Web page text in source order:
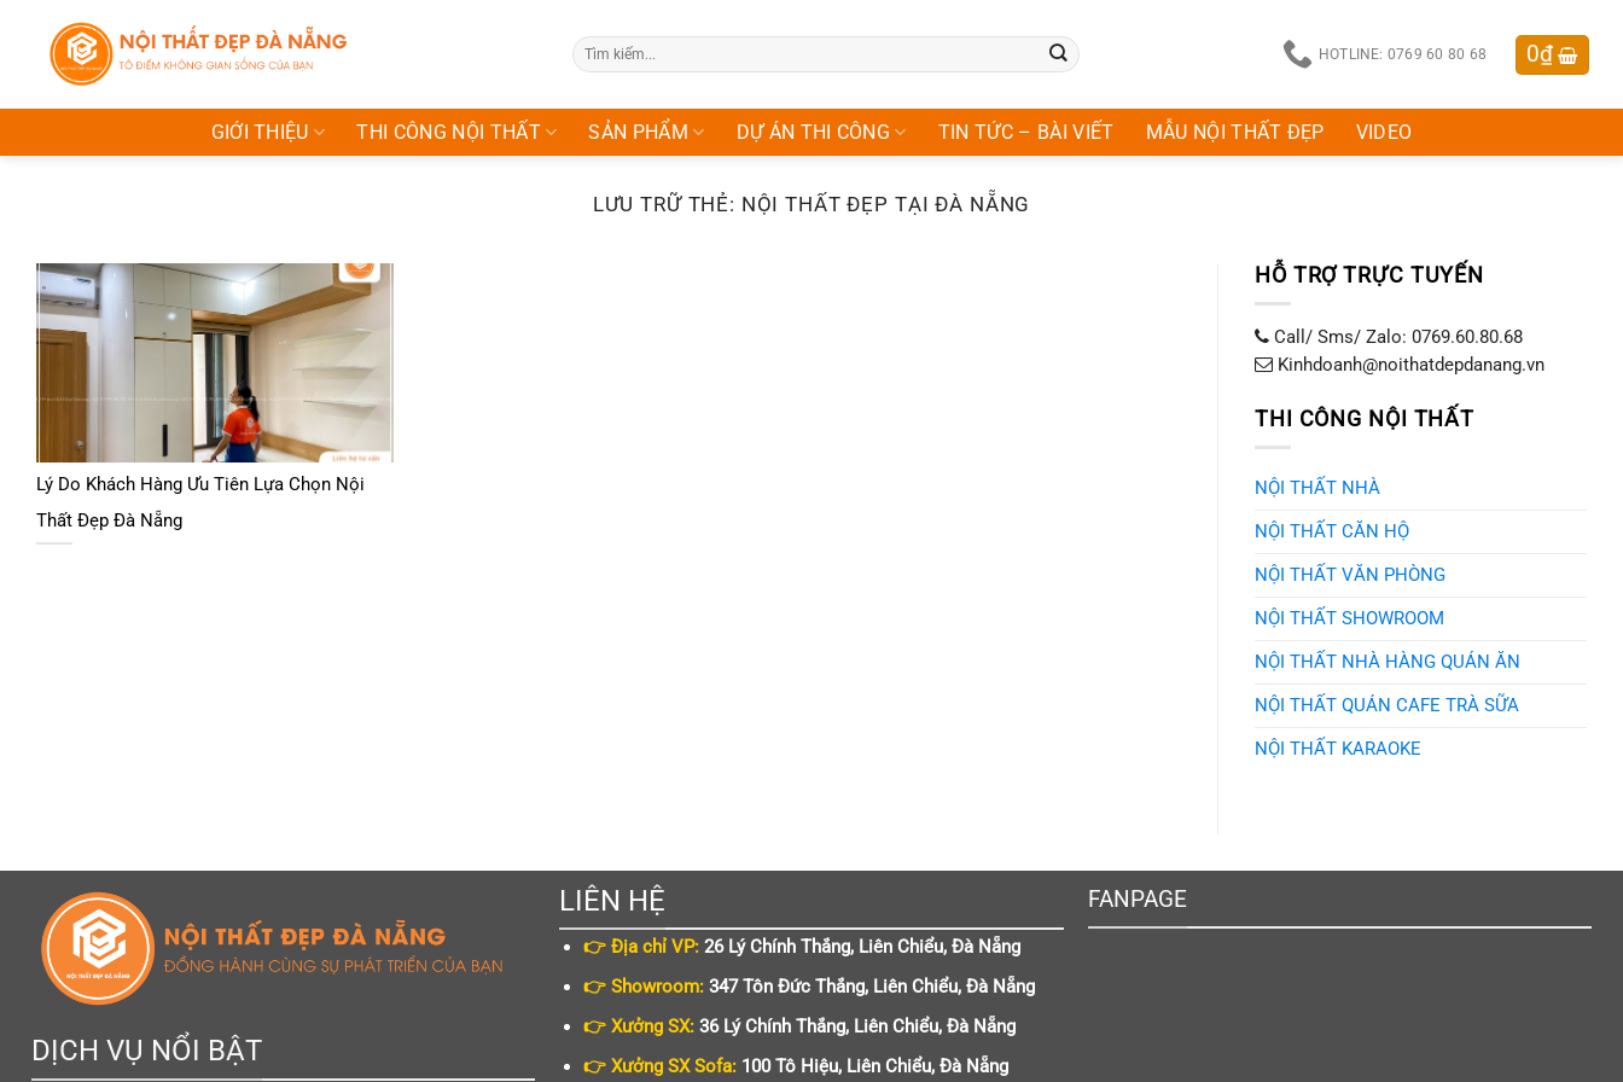
Tìm
kiếm:
HOTLINE: 0769 60 80 68 0₫
GIỚI THIỆU THI CÔNG NỘI THẤT SẢN PHẨM DỰ ÁN THI CÔNG TIN TỨC – BÀI VIẾT MẪU NỘI THẤT ĐẸP VIDEO
LƯU TRỮ THẺ: NỘI THẤT ĐẸP TẠI ĐÀ NẴNG
Lý Do Khách Hàng Ưu Tiên Lựa Chọn Nội
Thất Đẹp Đà Nẵng
HỖ TRỢ TRỰC TUYẾN
Call/ Sms/ Zalo: 0769.60.80.68
Kinhdoanh@noithatdepdanang.vn
THI CÔNG NỘI THẤT
NỘI THẤT NHÀ
NỘI THẤT CĂN HỘ
NỘI THẤT VĂN PHÒNG
NỘI THẤT SHOWROOM
NỘI THẤT NHÀ HÀNG QUÁN ĂN
NỘI THẤT QUÁN CAFE TRÀ SỮA
NỘI THẤT KARAOKE
DỊCH VỤ NỔI BẬT
LIÊN HỆ
👉 Địa chỉ VP:26 Lý Chính Thắng, Liên Chiểu, Đà Nẵng
👉 Showroom:347 Tôn Đức Thắng, Liên Chiểu, Đà Nẵng
👉 Xưởng SX:36 Lý Chính Thắng, Liên Chiểu, Đà Nẵng
👉 Xưởng SX Sofa:100 Tô Hiệu, Liên Chiểu, Đà Nẵng
FANPAGE